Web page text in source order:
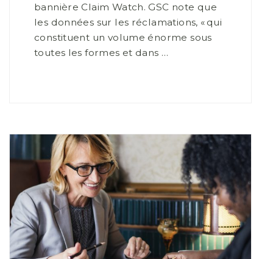
bannière Claim Watch. GSC note que
les données sur les réclamations, « qui
constituent un volume énorme sous
toutes les formes et dans …